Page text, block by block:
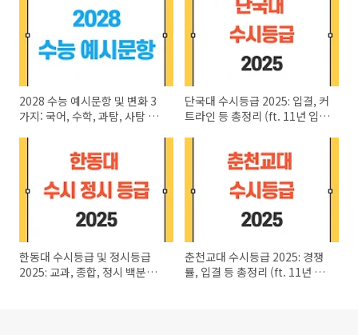
2028 수능 예시문항 및 변화 3
가지: 국어, 수학, 과탐, 사탐 예
단국대 수시등급 2025: 입결, 커
트라인 등 총정리 (ft. 11년 입시
한동대 수시등급 및 정시등급
2025: 교과, 종합, 정시 백분위
춘천교대 수시등급 2025: 경쟁
률, 입결 등 총정리 (ft. 11년 입